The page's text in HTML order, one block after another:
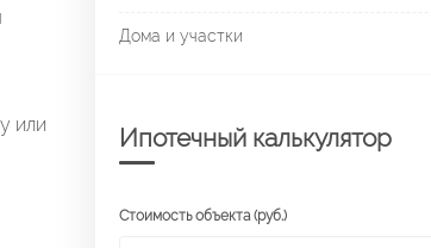
или
Дома и участки
Ипотечный калькулятор
Стоимость объекта (руб.)